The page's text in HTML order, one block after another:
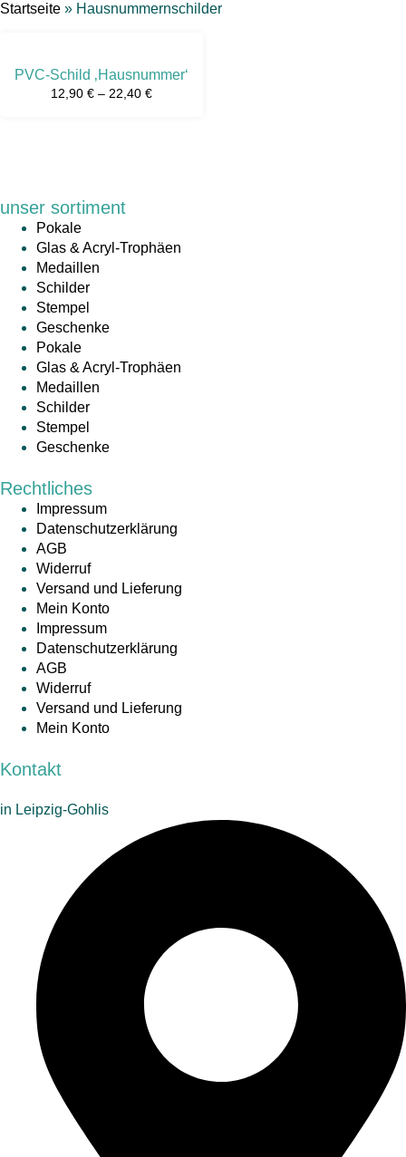
Startseite » Hausnummernschilder
PVC-Schild ‚Hausnummer‘
12,90 € – 22,40 €
unser sortiment
Pokale
Glas & Acryl-Trophäen
Medaillen
Schilder
Stempel
Geschenke
Pokale
Glas & Acryl-Trophäen
Medaillen
Schilder
Stempel
Geschenke
Rechtliches
Impressum
Datenschutzerklärung
AGB
Widerruf
Versand und Lieferung
Mein Konto
Impressum
Datenschutzerklärung
AGB
Widerruf
Versand und Lieferung
Mein Konto
Kontakt
in Leipzig-Gohlis